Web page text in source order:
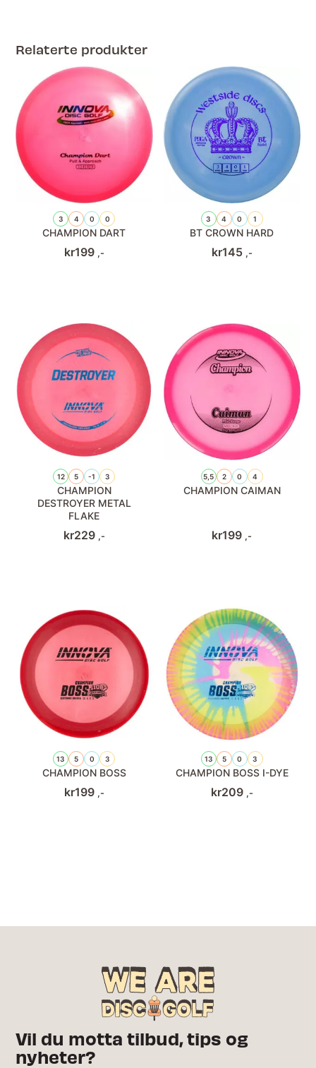
Relaterte produkter
3 4 0 0
CHAMPION DART
kr199 ,-
3 4 0 1
BT CROWN HARD
kr145 ,-
12 5 -1 3
CHAMPION
DESTROYER METAL
FLAKE
kr229 ,-
5,5 2 0 4
CHAMPION CAIMAN
kr199 ,-
13 5 0 3
CHAMPION BOSS
kr199 ,-
13 5 0 3
CHAMPION BOSS I-DYE
kr209 ,-
Vil du motta tilbud, tips og
nyheter?